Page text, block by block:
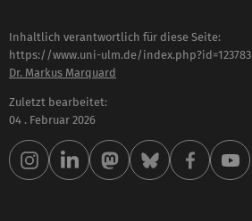
Inhaltlich verantwortlich für diese Seite:
https://www.uni-ulm.de/index.php?id=123783
Dr. Markus Marquard
Zuletzt bearbeitet:
04 . Februar 2026